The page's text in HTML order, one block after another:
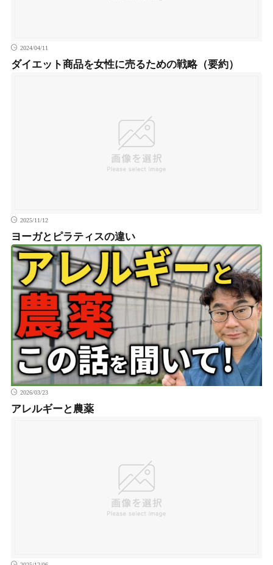
2024/04/11
ダイエット商品を女性に売るための戦略（要約）
2025/11/12
ヨーガとピラティスの違い
2026/03/23
アレルギーと農薬